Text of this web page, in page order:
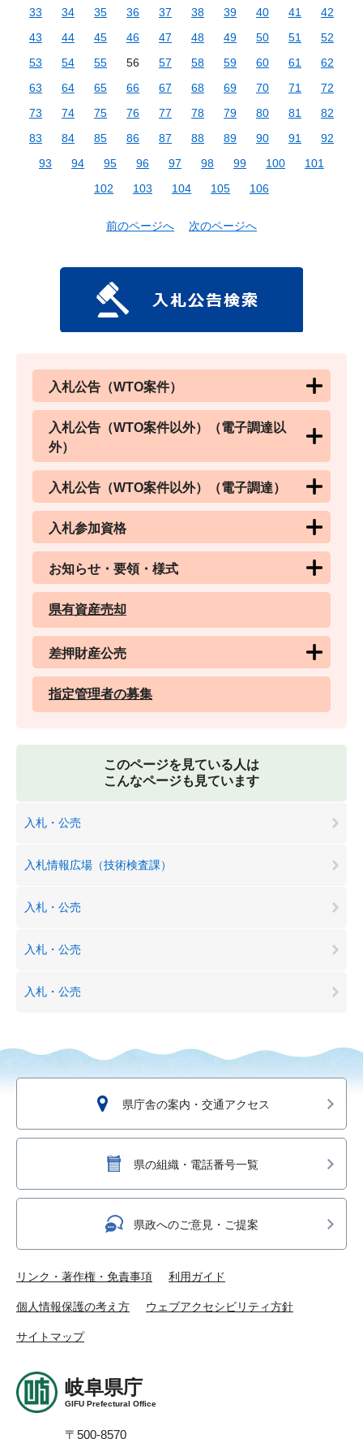
33
34 35 36 37 38 39 40 41
42
43
44 45 46 47 48 49 50 51
52
53
54 55 56 57 58 59 60 61
62
63
64 65 66 67 68 69 70 71
72
73
74 75 76 77 78 79 80 81
82
83
84 85 86 87 88 89 90 91
92
93
94 95 96 97 98 99 100
101
102
103 104 105 106
前のページへ 次のページへ
入札公告（WTO案件）
入札公告（WTO案件以外）（電子調達以
外）
入札公告（WTO案件以外）（電子調達）
入札参加資格
お知らせ・要領・様式
県有資産売却
差押財産公売
指定管理者の募集
このページを見ている人は
こんなページも見ています
入札・公売
入札情報広場（技術検査課）
入札・公売
入札・公売
入札・公売
県庁舎の案内・交通アクセス
県の組織・電話番号一覧
県政へのご意見・ご提案
リンク・著作権・免責事項 利用ガイド
個人情報保護の考え方 ウェブアクセシビリティ方針
サイトマップ
岐阜県庁
GIFU Prefectural Office
〒500-8570